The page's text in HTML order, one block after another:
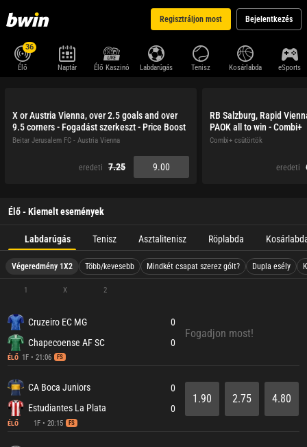
Regisztráljon most Bejelentkezés
36
Élő Naptár Élő Kaszinó Labdarúgás Tenisz Kosárlabda eSports
X or Austria Vienna, over 2.5 goals and over
9.5 corners - Fogadást szerkeszt - Price Boost
Beitar Jerusalem FC - Austria Vienna
eredeti 7.25 9.00
RB Salzburg, Rapid
PAOK all to win - Combi+
Combi+ csütörtök
eredeti
Élő - Kiemelt események
Labdarúgás Tenisz Asztalitenisz Röplabda
Végeredmény 1X2 Több/kevesebb Mindkét csapat szerez gólt? Dupla esély
1 X 2
Cruzeiro EC MG
Chapecoense AF SC
ÉLŐ 1F • 21:06 FS
0
0
Fogadjon most!
CA Boca Juniors
Estudiantes La Plata
ÉLŐ 1F • 20:15 FS
0
0
1.90 2.75 4.80